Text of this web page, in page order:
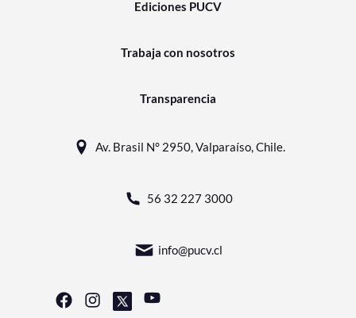
Ediciones PUCV
Trabaja con nosotros
Transparencia
Av. Brasil N° 2950, Valparaíso, Chile.
56 32 227 3000
info@pucv.cl